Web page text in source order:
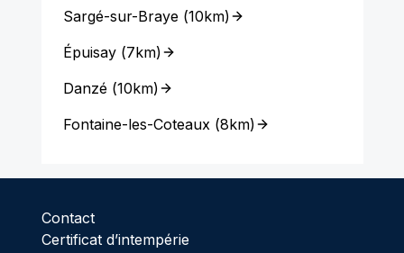
Sargé-sur-Braye(10km)
Épuisay(7km)
Danzé(10km)
Fontaine-les-Coteaux(8km)
Contact
Certificat d’intempérie